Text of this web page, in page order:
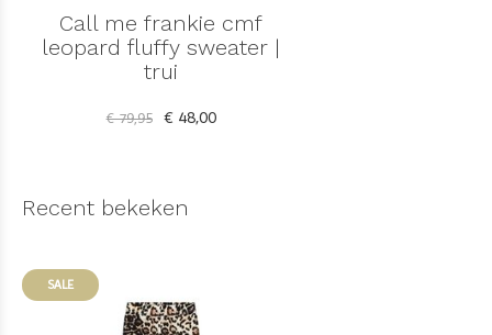
Call me frankie cmf
leopard fluffy sweater |
trui
€ 79,95 € 48,00
Recent bekeken
SALE